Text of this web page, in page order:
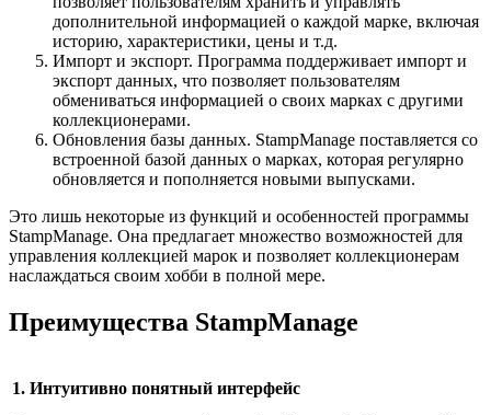
дополнительной информацией о каждой марке, включая
историю, характеристики, цены и т.д.
Импорт и экспорт. Программа поддерживает импорт и
экспорт данных, что позволяет пользователям
обмениваться информацией о своих марках с другими
коллекционерами.
Обновления базы данных. StampManage поставляется со
встроенной базой данных о марках, которая регулярно
обновляется и пополняется новыми выпусками.
Это лишь некоторые из функций и особенностей программы
StampManage. Она предлагает множество возможностей для
управления коллекцией марок и позволяет коллекционерам
наслаждаться своим хобби в полной мере.
Преимущества StampManage
1. Интуитивно понятный интерфейс